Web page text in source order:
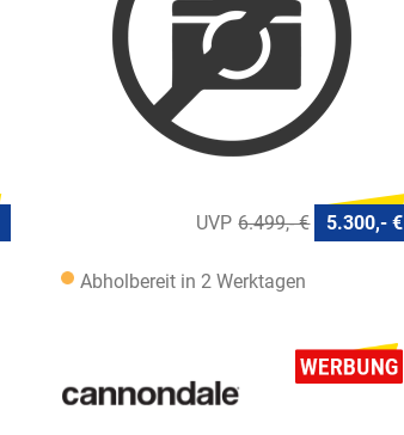
6.499,- € 5.300,- €
Abholbereit in 2 Werktagen